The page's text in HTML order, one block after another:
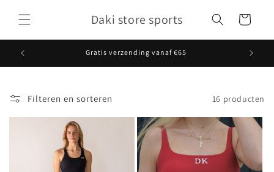
naar de
content
Daki store sports Winkelwagen
Gratis verzending vanaf €65
Filteren en sorteren 16 producten